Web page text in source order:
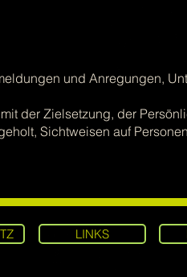
und Anregungen,
der Zielsetzung, der
Sichtweisen auf
LINKS